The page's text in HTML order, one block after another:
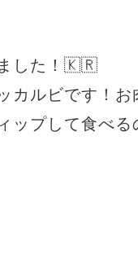
ました！🇰🇷
カルビです！
ップして食べ